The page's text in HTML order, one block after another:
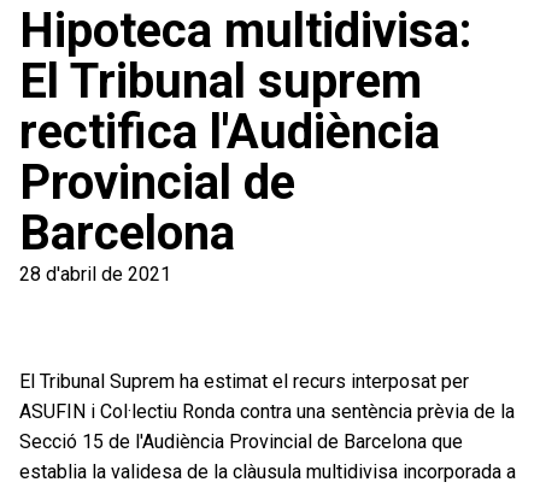
Hipoteca multidivisa:
El Tribunal suprem
rectifica l'Audiència
Provincial de
Barcelona
28 d'abril de 2021
El Tribunal Suprem ha estimat el recurs interposat per
ASUFIN i Col·lectiu Ronda contra una sentència prèvia de la
Secció 15 de l'Audiència Provincial de Barcelona que
establia la validesa de la clàusula multidivisa incorporada a